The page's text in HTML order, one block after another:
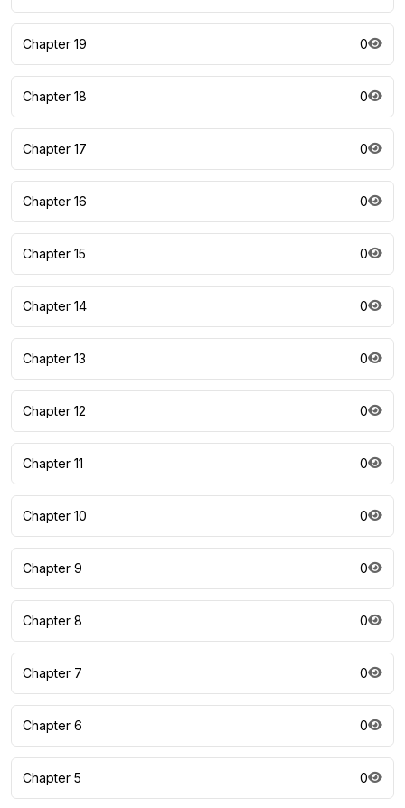
Chapter 19 0
Chapter 18 0
Chapter 17 0
Chapter 16 0
Chapter 15 0
Chapter 14 0
Chapter 13 0
Chapter 12 0
Chapter 11 0
Chapter 10 0
Chapter 9 0
Chapter 8 0
Chapter 7 0
Chapter 6 0
Chapter 5 0